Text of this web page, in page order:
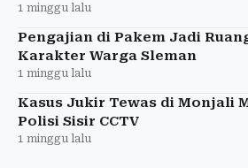
1 minggu lalu
Pengajian di Pakem Jadi
Karakter Warga Sleman
1 minggu lalu
Kasus Jukir Tewas di Monjali
Polisi Sisir CCTV
1 minggu lalu